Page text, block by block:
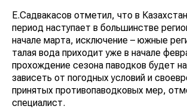
Е.Садвакасов отметил, что в
период наступает в большинстве
начале марта, исключение – южные
талая вода приходит уже в начале
прохождение сезона паводков будет
зависеть от погодных условий и
принятых противопаводковых мер,
специалист.